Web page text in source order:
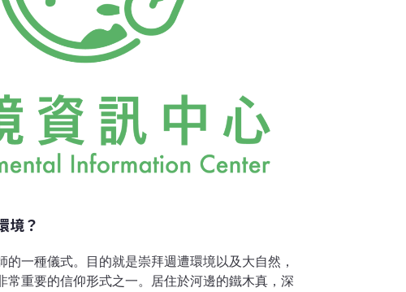
境？
的一種儀式。目的就是崇拜週遭環境以及大自然，
常重要的信仰形式之一。居住於河邊的鐵木真，深